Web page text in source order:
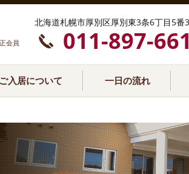
会員
北海道札幌市厚別区厚別東3条6丁目5番
011-897-
ご入居について 一日の流れ